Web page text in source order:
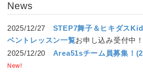
News
2025/12/27 STEP7舞子＆ヒキダス
ベントレッスン一覧お申し込み受付中！
2025/12/20 Area51sチーム員募集！
New!